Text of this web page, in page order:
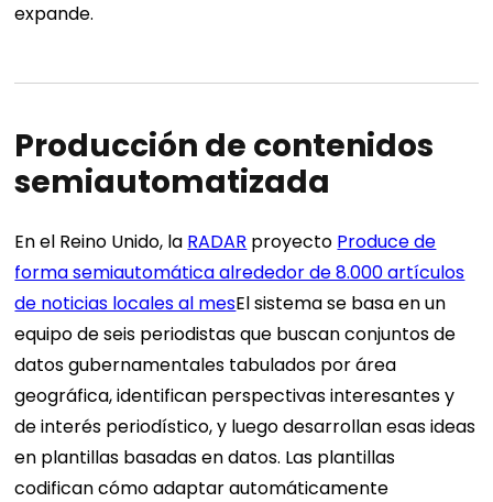
expande.
Producción de contenidos
semiautomatizada
En el Reino Unido, la RADAR proyecto Produce de
forma semiautomática alrededor de 8.000 artículos
de noticias locales al mesEl sistema se basa en un
equipo de seis periodistas que buscan conjuntos de
datos gubernamentales tabulados por área
geográfica, identifican perspectivas interesantes y
de interés periodístico, y luego desarrollan esas ideas
en plantillas basadas en datos. Las plantillas
codifican cómo adaptar automáticamente